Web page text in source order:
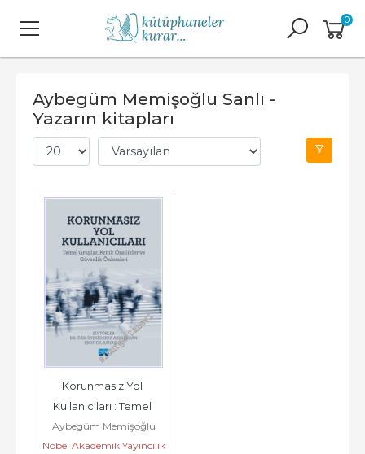
0
Aybegüm Memişoğlu Sanlı -
Yazarın kitapları
Korunmasız Yol
Kullanıcıları : Temel
Gruplar Kritik Özellikler
ve...
Aybegüm Memişoğlu
Sanlı
Nobel Akademik Yayıncılık